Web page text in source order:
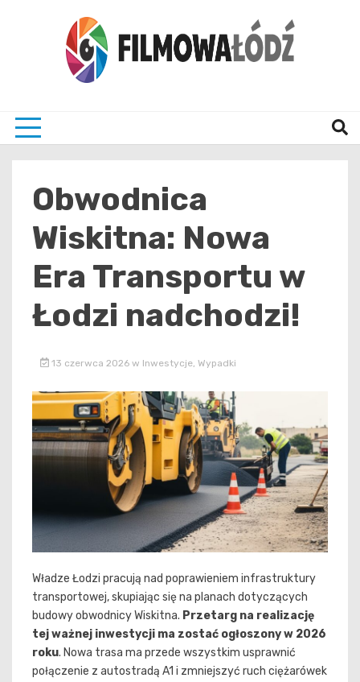
Obwodnica
Wiskitna: Nowa
Era Transportu w
Łodzi nadchodzi!
13 czerwca 2026 w Inwestycje, Wypadki
Władze Łodzi pracują nad poprawieniem infrastruktury
transportowej, skupiając się na planach dotyczących
budowy obwodnicy Wiskitna. Przetarg na realizację
tej ważnej inwestycji ma zostać ogłoszony w 2026
roku. Nowa trasa ma przede wszystkim usprawnić
połączenie z autostradą A1 i zmniejszyć ruch ciężarówek